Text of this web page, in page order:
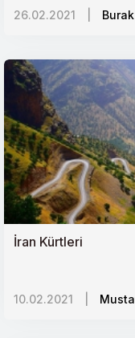
Çok Denklemli
Mülteciler
Rusya Afrika
DAEŞin yeni adresi
Ortadoğuda sistem
26.02.2021
İran Kürtleri
10.02.2021